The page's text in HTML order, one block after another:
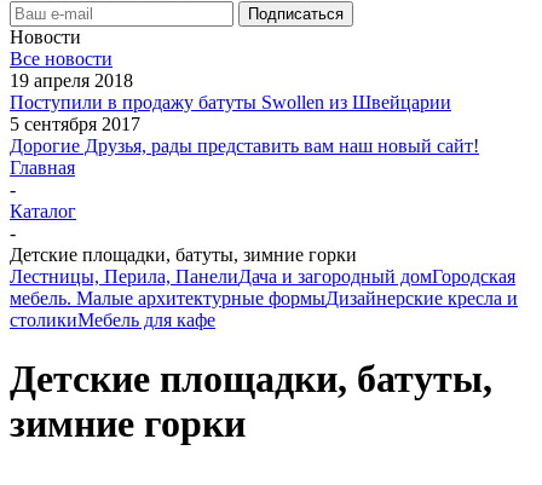
Новости
Все новости
19 апреля 2018
Поступили в продажу батуты Swollen из Швейцарии
5 сентября 2017
Дорогие Друзья, рады представить вам наш новый сайт!
Главная
-
Каталог
-
Детские площадки, батуты, зимние горки
Лестницы, Перила, ПанелиДача и загородный домГородская
мебель. Малые архитектурные формыДизайнерские кресла и
столикиМебель для кафе
Детские площадки, батуты,
зимние горки